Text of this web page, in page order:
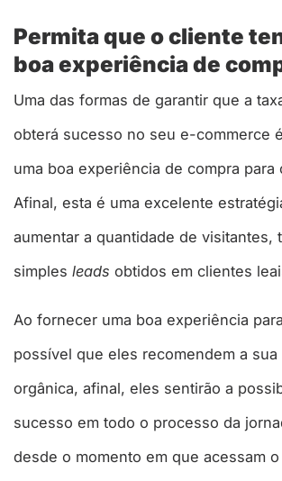
Permita que o cliente
boa experiência de
Uma das formas de garantir que a
obterá sucesso no seu e-commerce
uma boa experiência de compra para
Afinal, esta é uma excelente
aumentar a quantidade de visitantes,
simples leads obtidos em clientes
Ao fornecer uma boa experiência
possível que eles recomendem a sua
orgânica, afinal, eles sentirão a
sucesso em todo o processo da
desde o momento em que acessam